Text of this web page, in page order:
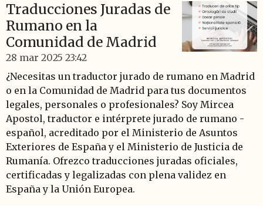
Traducciones Juradas de
Rumano en la
Comunidad de Madrid
28 mar 2025 23:42
¿Necesitas un traductor jurado de rumano en Madrid
o en la Comunidad de Madrid para tus documentos
legales, personales o profesionales? Soy Mircea
Apostol, traductor e intérprete jurado de rumano -
español, acreditado por el Ministerio de Asuntos
Exteriores de España y el Ministerio de Justicia de
Rumanía. Ofrezco traducciones juradas oficiales,
certificadas y legalizadas con plena validez en
España y la Unión Europea.